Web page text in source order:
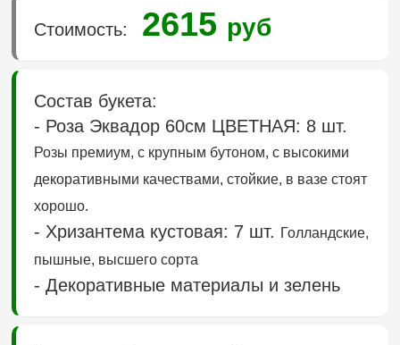
Стоимость: 2615 руб
Состав букета:
- Роза Эквадор 60см ЦВЕТНАЯ: 8 шт.
Розы премиум, с крупным бутоном, с высокими
декоративными качествами, стойкие, в вазе стоят
хорошо.
- Хризантема кустовая: 7 шт. Голландские,
пышные, высшего сорта
- Декоративные материалы и зелень